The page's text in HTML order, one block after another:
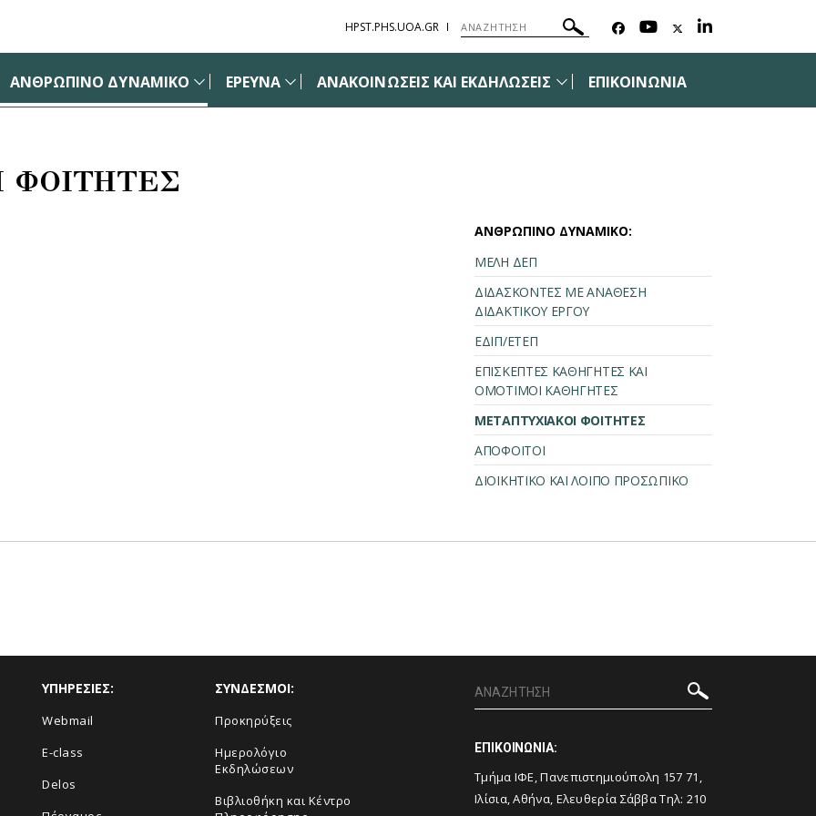
HPST.PHS.UOA.GR
ΑΝΘΡΩΠΙΝΟ ΔΥΝΑΜΙΚΟ ΕΡΕΥΝΑ ΑΝΑΚΟΙΝΩΣΕΙΣ ΚΑΙ ΕΚΔΗΛΩΣΕΙΣ ΕΠΙΚΟΙΝΩΝΙΑ
ΦΟΙΤΗΤΕΣ
ΑΝΘΡΩΠΙΝΟ ΔΥΝΑΜΙΚΟ:
ΜΕΛΗ ΔΕΠ
ΔΙΔΑΣΚΟΝΤΕΣ ΜΕ ΑΝΑΘΕΣΗ
ΔΙΔΑΚΤΙΚΟΥ ΕΡΓΟΥ
ΕΔΙΠ/ΕΤΕΠ
ΕΠΙΣΚΕΠΤΕΣ ΚΑΘΗΓΗΤΕΣ ΚΑΙ
ΟΜΟΤΙΜΟΙ ΚΑΘΗΓΗΤΕΣ
ΜΕΤΑΠΤΥΧΙΑΚΟΙ ΦΟΙΤΗΤΕΣ
ΑΠΟΦΟΙΤΟΙ
ΔΙΟΙΚΗΤΙΚΟ ΚΑΙ ΛΟΙΠΟ ΠΡΟΣΩΠΙΚΟ
ΥΠΗΡΕΣΙΕΣ:
Webmail
E-class
Delos
ΣΥΝΔΕΣΜΟΙ:
Προκηρύξεις
Ημερολόγιο
Εκδηλώσεων
Βιβλιοθήκη και Κέντρο
ΕΠΙΚΟΙΝΩΝΙΑ:
Τμήμα ΙΦΕ, Πανεπιστημιούπολη 157 71,
Ιλίσια, Αθήνα, Ελευθερία Σάββα Τηλ: 210